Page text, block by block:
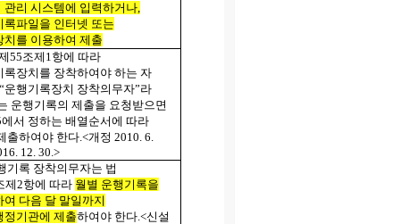
관리 시스템에 입력하거나,
록파일을 인터넷 또는
치를 이용하여 제출
55조제 1항에 따라
록장치를 장착하여야 하는 자
운행기록장치 장착의무자”라
운행기록의 제출을 요청받으면
에서 정하는 배열순서에 따라
출하여야 한다.<개정 2010. 6.
12. 30.>
기록 장착의무자는 법
제2항에 따라 월별 운행기록을
여 다음 달 말일까지
정기관에 제출하여야 한다.<신설